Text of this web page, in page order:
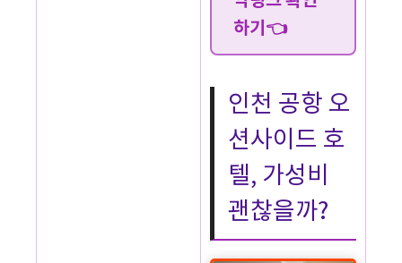
하기👈
인천 공항 오
션사이드 호
텔, 가성비
괜찮을까?